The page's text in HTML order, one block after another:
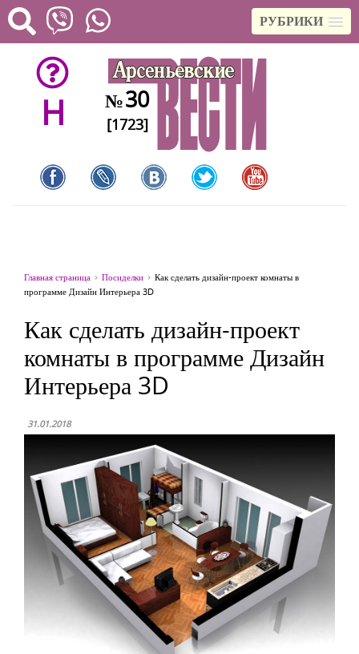
РУБРИКИ
H №30
[1723]
Главная страница Посиделки
Как сделать дизайн-проект комнаты в
программе Дизайн Интерьера 3D
Как сделать дизайн-проект
комнаты в программе Дизайн
Интерьера 3D
31.01.2018